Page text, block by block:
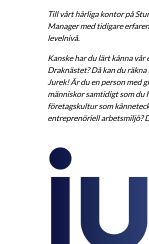
Till vårt härliga kontor på
Manager med tidigare
levelnivå.
Kanske har du lärt känna
Draknästet? Då kan du
Jurek! Är du en person med
människor samtidigt som du
företagskultur som
entreprenöriell arbetsmiljö?